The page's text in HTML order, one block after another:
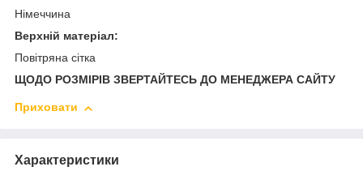
Німеччина
Верхній матеріал:
Повітряна сітка
ЩОДО РОЗМІРІВ ЗВЕРТАЙТЕСЬ ДО МЕНЕДЖЕРА САЙТУ
Приховати
Характеристики